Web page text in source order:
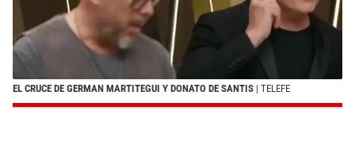
EL CRUCE DE GERMAN MARTITEGUI Y DONATO DE SANTIS | TELEFE